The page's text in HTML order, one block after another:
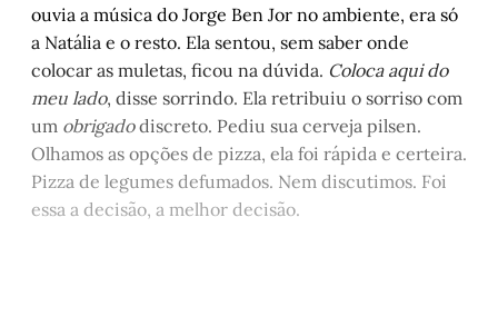
ouvia a música do Jorge Ben Jor no ambiente, era só
a Natália e o resto. Ela sentou, sem saber onde
colocar as muletas, ficou na dúvida. Coloca aqui do
meu lado, disse sorrindo. Ela retribuiu o sorriso com
um obrigadodiscreto. Pediu sua cerveja pilsen.
Olhamos as opções de pizza, ela foi rápida e certeira.
Pizza de legumes defumados. Nem discutimos. Foi
essa a decisão, a melhor decisão.